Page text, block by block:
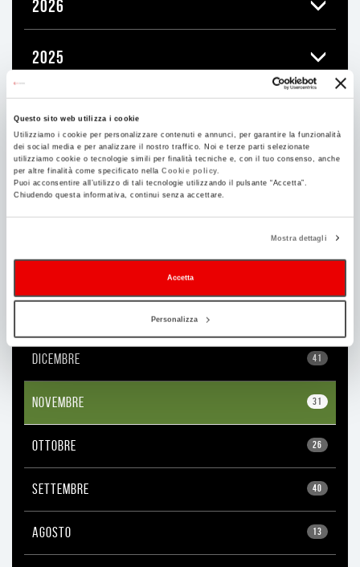
Questo sito web utilizza i cookie
Utilizziamo i cookie per personalizzare contenuti e annunci, per garantire la funzionalità
dei social media e per analizzare il nostro traffico. Noi e terze parti selezionate
utilizziamo cookie o tecnologie simili per finalità tecniche e, con il tuo consenso, anche
per altre finalità come specificato nellaCookie policy.
Puoi acconsentire all’utilizzo di tali tecnologie utilizzando il pulsante “Accetta”.
Chiudendo questa informativa, continui senza accettare.
Mostra dettagli
Accetta
Personalizza
2026
2025
2023
2021
41
DICEMBRE
31
NOVEMBRE
26
OTTOBRE
40
SETTEMBRE
13
AGOSTO